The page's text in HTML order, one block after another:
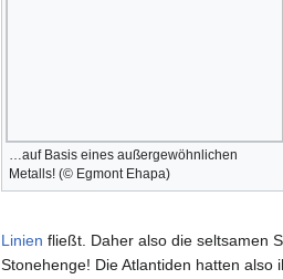
…auf Basis eines außergewöhnlichen
Metalls! (© Egmont Ehapa)
Linien fließt. Daher also die seltsamen
Stonehenge! Die Atlantiden hatten